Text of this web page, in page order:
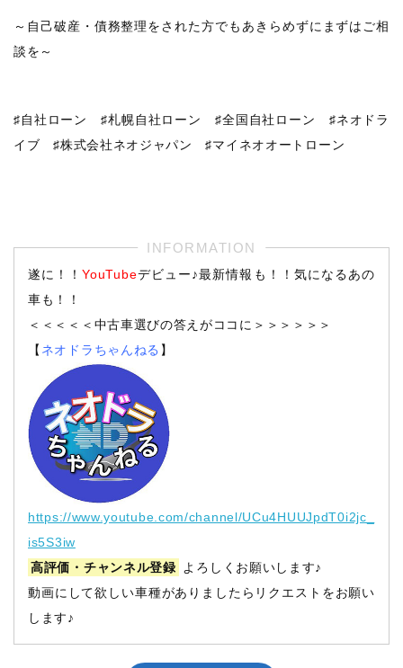
～自己破産・債務整理をされた方でもあきらめずにまずはご相
談を～
♯自社ローン ♯札幌自社ローン ♯全国自社ローン ♯ネオドラ
イブ ♯株式会社ネオジャパン ♯マイネオオートローン
遂に！！YouTubeデビュー♪最新情報も！！気になるあの
車も！！
＜＜＜＜＜中古車選びの答えがココに＞＞＞＞＞＞
【 ネオドラちゃんねる 】
https://www.youtube.com/channel/UCu4HUUJpdT0i2jc_
is5S3iw
高評価・チャンネル登録
よろしくお願いします♪
動画にして欲しい車種がありましたらリクエストをお願い
します♪